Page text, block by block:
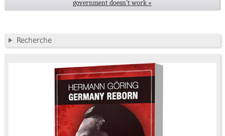
government doesn't work »
Recherche